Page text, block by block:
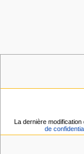
La dernière modification
de